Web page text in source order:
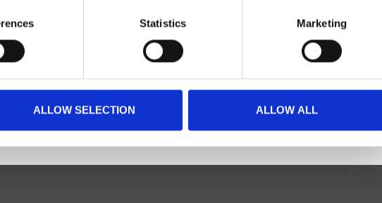
Statistics Marketing
ALLOW SELECTION ALLOW ALL